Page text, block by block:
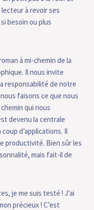
à revoir ses
besoin ou plus
à mi-chemin de la
Il nous invite
responsabilité de notre
faisons ce que nous
qui nous
devenu la centrale
d’applications. Il
productivité. Bien sûr les
mais fait-il de
je me suis testé ! J’ai
précieux ! C’est